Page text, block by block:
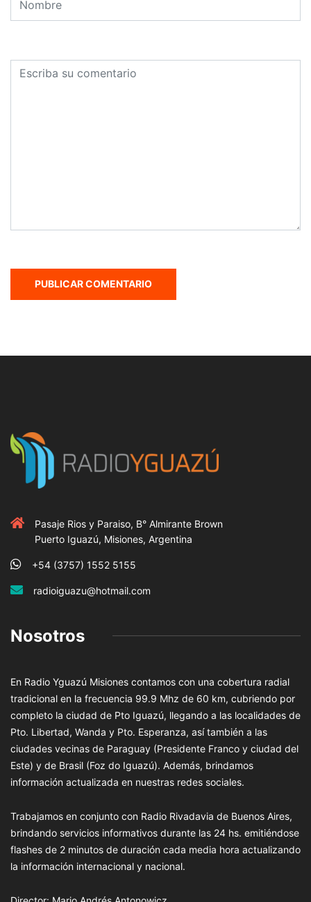
Pasaje Rios y Paraiso, B° Almirante Brown
Puerto Iguazú, Misiones, Argentina
+54 (3757) 1552 5155
radioiguazu@hotmail.com
Nosotros
En Radio Yguazú Misiones contamos con una cobertura radial
tradicional en la frecuencia 99.9 Mhz de 60 km, cubriendo por
completo la ciudad de Pto Iguazú, llegando a las localidades de
Pto. Libertad, Wanda y Pto. Esperanza, así también a las
ciudades vecinas de Paraguay (Presidente Franco y ciudad del
Este) y de Brasil (Foz do Iguazú). Además, brindamos
información actualizada en nuestras redes sociales.
Trabajamos en conjunto con Radio Rivadavia de Buenos Aires,
brindando servicios informativos durante las 24 hs. emitiéndose
flashes de 2 minutos de duración cada media hora actualizando
la información internacional y nacional.